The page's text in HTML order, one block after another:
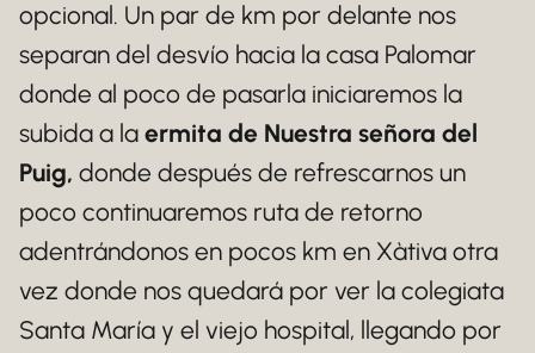
opcional. Un par de km por delante nos
separan del desvío hacia la casa Palomar
donde al poco de pasarla iniciaremos la
subida a la ermita de Nuestra señora del
Puig, donde después de refrescarnos un
poco continuaremos ruta de retorno
adentrándonos en pocos km en Xàtiva otra
vez donde nos quedará por ver la colegiata
Santa María y el viejo hospital, llegando por